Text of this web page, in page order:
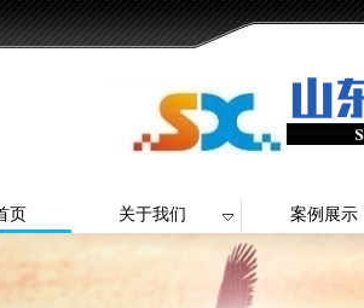
页 关于我们 案例展示